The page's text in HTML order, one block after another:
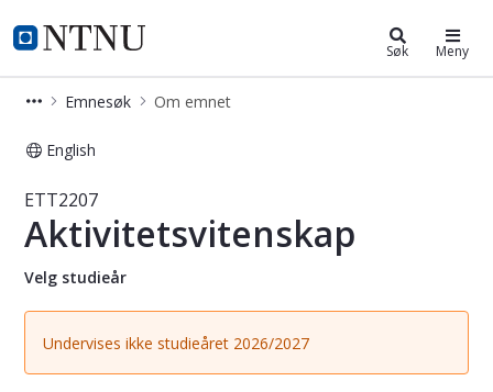
NTNU Hjemmeside
Studier Søk Meny
Emnesøk Om emnet
English
Emne - Aktivitetsvitenskap -
ETT2207
Aktivitetsvitenskap
Velg studieår
Undervises ikke studieåret 2026/2027